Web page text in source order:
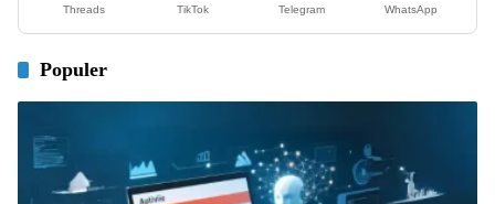
Threads TikTok Telegram WhatsApp
Populer